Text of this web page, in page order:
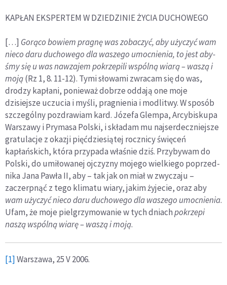
KAPŁAN EKSPERTEM W DZIEDZINIE ŻYCIA DUCHOWEGO
[…] Gorąco bowiem pragnę was zobaczyć, aby użyczyć wam
nieco daru duchowego dla waszego umocnienia, to jest aby­
śmy się u was nawzajem pokrzepili wspólną wiarą – waszą i
moją(Rz 1, 8. 11-12). Tymi słowami zwracam się do was,
drodzy kapłani, ponieważ do­brze oddają one moje
dzisiejsze uczucia i myśli, pragnienia i modlitwy. W sposób
szczególny pozdrawiam kard. Józefa Glempa, Arcybiskupa
War­szawy i Prymasa Polski, i składam mu najserdeczniejsze
gratulacje z okazji pięćdziesiątej rocznicy święceń
kapłańskich, która przypada właśnie dziś. Przybywam do
Polski, do umiłowanej ojczyzny mojego wielkiego poprzed­
nika Jana Pawła II, aby – tak jak on miał w zwyczaju –
zaczerpnąć z tego klimatu wiary, jakim żyjecie, oraz aby
wam użyczyć nieco daru duchowegodla waszego umocnienia.
Ufam, że moje pielgrzymowanie w tych dniachpokrzepi
naszą wspólną wiarę – waszą i moją.
[1]Warszawa, 25 V 2006.